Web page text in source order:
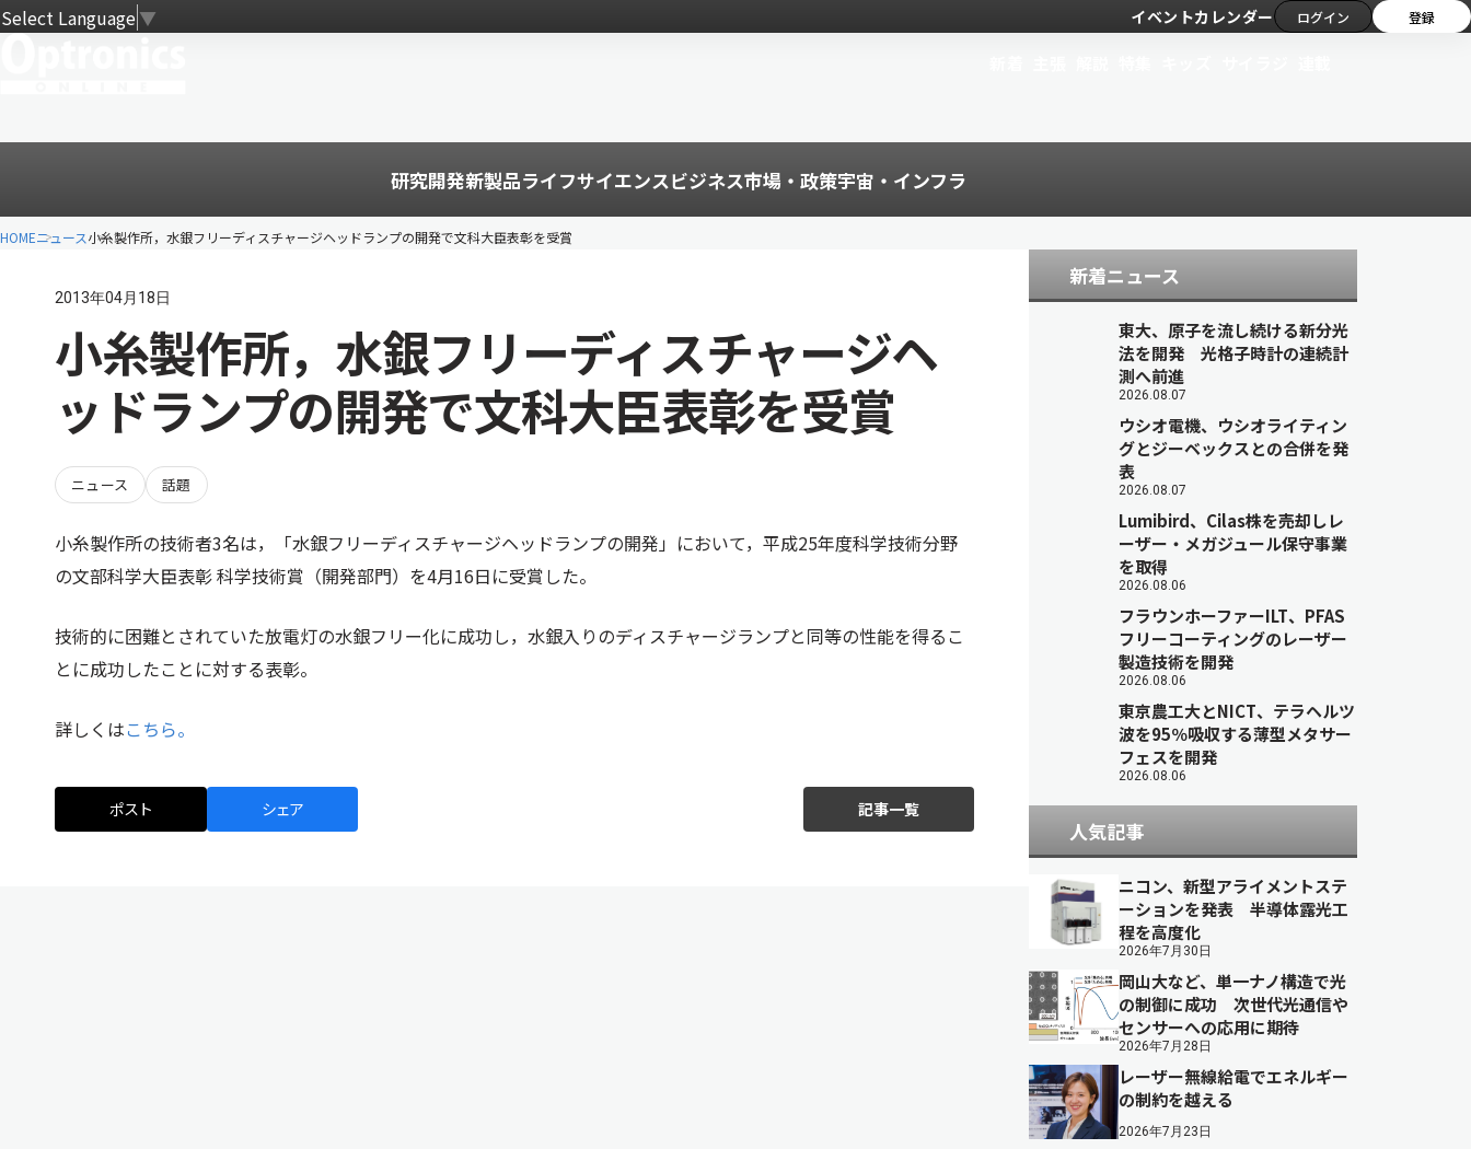
Select Language▼ イベントカレンダー ログイン 登録
研究開発新製品ライフサイエンスビジネス市場・政策宇宙・インフラ
HOMEニュース小糸製作所，水銀フリーディスチャージヘッドランプの開発で文科大臣表彰を受賞
2013年04月18日
小糸製作所，水銀フリーディスチャージヘ
ッドランプの開発で文科大臣表彰を受賞
ニュース 話題
小糸製作所の技術者3名は，「水銀フリーディスチャージヘッドランプの開発」において，平成25年度科学技術分野
の文部科学大臣表彰 科学技術賞（開発部門）を4月16日に受賞した。
技術的に困難とされていた放電灯の水銀フリー化に成功し，水銀入りのディスチャージランプと同等の性能を得るこ
とに成功したことに対する表彰。
詳しくはこちら。
ポスト シェア 記事一覧
新着ニュース
東大、原子を流し続ける新分光
法を開発 光格子時計の連続計
測へ前進
2026.08.07
ウシオ電機、ウシオライティン
グとジーベックスとの合併を発
表
2026.08.07
Lumibird、Cilas株を売却しレ
ーザー・メガジュール保守事業
を取得
2026.08.06
フラウンホーファーILT、PFAS
フリーコーティングのレーザー
製造技術を開発
2026.08.06
東京農工大とNICT、テラヘルツ
波を95％吸収する薄型メタサー
フェスを開発
2026.08.06
人気記事
ニコン、新型アライメントステ
ーションを発表 半導体露光工
程を高度化
2026年7月30日
岡山大など、単一ナノ構造で光
の制御に成功 次世代光通信や
センサーへの応用に期待
2026年7月28日
レーザー無線給電でエネルギー
の制約を越える
2026年7月23日